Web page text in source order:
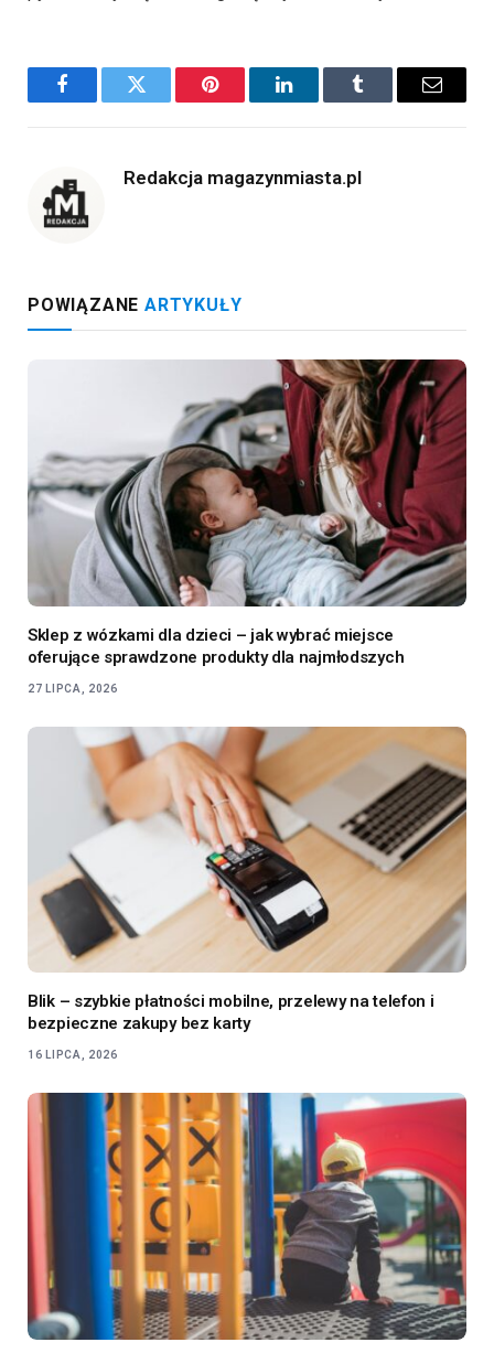
FacebookTwitter Pinterest LinkedInTumblr Email
Redakcja magazynmiasta.pl
POWIĄZANE ARTYKUŁY
Sklep z wózkami dla dzieci – jak wybrać miejsce
oferujące sprawdzone produkty dla najmłodszych
27 LIPCA, 2026
Blik – szybkie płatności mobilne, przelewy na telefon i
bezpieczne zakupy bez karty
16 LIPCA, 2026